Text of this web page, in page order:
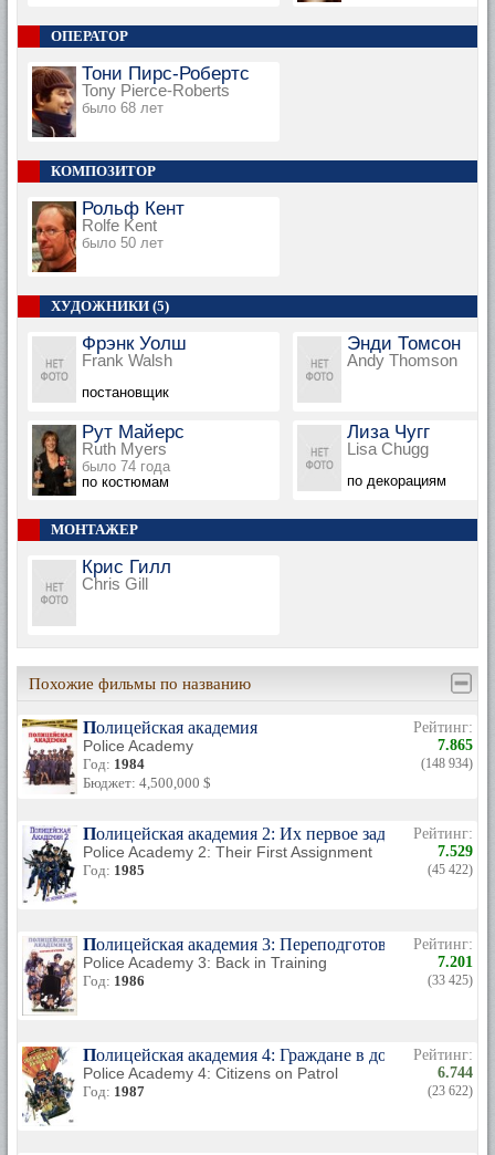
ОПЕРАТОР
Тони Пирс-Робертс
Tony Pierce-Roberts
было 68 лет
КОМПОЗИТОР
Рольф Кент
Rolfe Kent
было 50 лет
ХУДОЖНИКИ (5)
Фрэнк Уолш
Frank Walsh
постановщик
Энди Томсон
Andy Thomson
Рут Майерс
Ruth Myers
было 74 года
по костюмам
Лиза Чугг
Lisa Chugg
по декорациям
МОНТАЖЕР
Крис Гилл
Chris Gill
Похожие фильмы по названию
Полицейская академия
Police Academy
Год: 1984
Бюджет: 4,500,000 $
Рейтинг:
7.865
(148 934)
Полицейская академия 2: Их первое задание
Police Academy 2: Their First Assignment
Год: 1985
Рейтинг:
7.529
(45 422)
Полицейская академия 3: Переподготовка
Police Academy 3: Back in Training
Год: 1986
Рейтинг:
7.201
(33 425)
Полицейская академия 4: Граждане в дозоре
Police Academy 4: Citizens on Patrol
Год: 1987
Рейтинг:
6.744
(23 622)